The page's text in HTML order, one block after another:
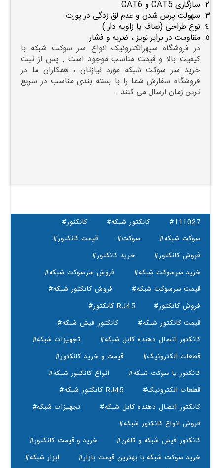
سازگاری CAT5 و CAT6
سهولت پرس شدن و عدم لق زدگی در پورت
نوع طراحی (صاف یا زاویه دار )
مقاومت در برابر نویز ، ضربه و فشار
در فروشگاه سپهرالکترونیک انواع سر سوکت شبکه با
کیفیت بالا و قیمت مناسب موجود است . پس از ثبت
خرید سر سوکت شبکه مورد نیازتان ، همکاران ما در
فروشگاه سفارش شما را با بسته بندی مناسب در سریع
ترین زمان ارسال می کنند .
#111027 #کانکتور شبکه
#کانکتور
#سوکت شبکه
#سوکت
#قیمت کانکتور
#فروش کانکتور
#خرید کانکتور
#خرید سرسوکت شبکه
#فروش سرسوکت شبکه
#قیمت سرسوکت شبکه
#فروش کانکتور شبکه
#فروش کانکتور
#کانکتور RJ45
#قیمت کانکتور شبکه
#کانکتور فیش شبکه
#کانکتور اتصال دهنده کابل شبکه
#تجهیزات شبکه
#قطعات الکترونیک
#قیمت و خرید کانکتور
#کانکتور یا سوکت شبکه
#انواع کانکتور شبکه
#قطعات الکترونیک
#کانکتور شبکه RJ45
#کانکتور اتصال دهنده کابل شبکه
#تجهیزات شبکه
#فروش انواع کانکتور شبکه
#کانکتور فیش شبکه و تلفن
#خرید و قیمت کانکتور
#خرید سوکت شبکه با بهترین قیمت بازار
#ابزار شبکه